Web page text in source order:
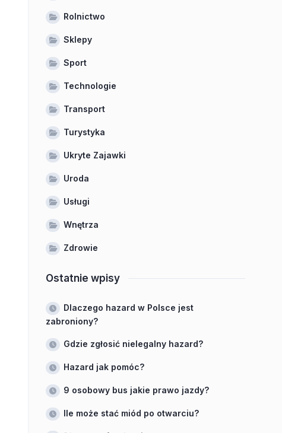
Rolnictwo
Sklepy
Sport
Technologie
Transport
Turystyka
Ukryte Zajawki
Uroda
Usługi
Wnętrza
Zdrowie
Ostatnie wpisy
Dlaczego hazard w Polsce jest
zabroniony?
Gdzie zgłosić nielegalny hazard?
Hazard jak pomóc?
9 osobowy bus jakie prawo jazdy?
Ile może stać miód po otwarciu?